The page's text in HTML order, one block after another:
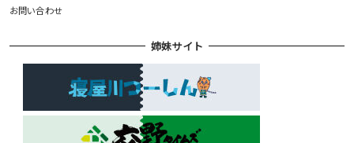
お問い合わせ
姉妹サイト